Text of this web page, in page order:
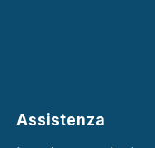
Assistenza